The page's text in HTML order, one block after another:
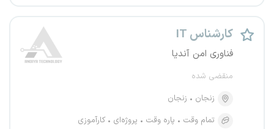
کارشناس IT
فناوری امن آندیا
منقضی شده
زنجان
زنجان
تمام وقت
پاره وقت پروژه‌ای کارآموزی